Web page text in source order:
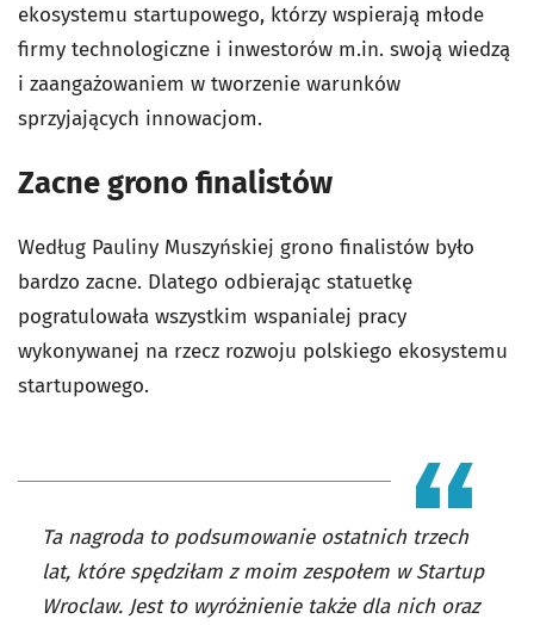
ekosystemu startupowego, którzy wspierają młode
firmy technologiczne i inwestorów m.in. swoją wiedzą
i zaangażowaniem w tworzenie warunków
sprzyjających innowacjom.
Zacne grono finalistów
Według Pauliny Muszyńskiej grono finalistów było
bardzo zacne. Dlatego odbierając statuetkę
pogratulowała wszystkim wspanialej pracy
wykonywanej na rzecz rozwoju polskiego ekosystemu
startupowego.
Ta nagroda to podsumowanie ostatnich trzech
lat, które spędziłam z moim zespołem w Startup
Wroclaw. Jest to wyróżnienie także dla nich oraz